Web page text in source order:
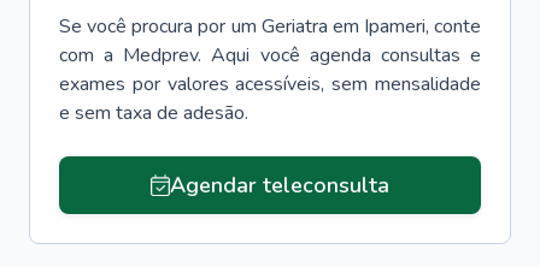
Se você procura por um Geriatra em Ipameri, conte
com a Medprev. Aqui você agenda consultas e
exames por valores acessíveis, sem mensalidade
e sem taxa de adesão.
Agendar teleconsulta